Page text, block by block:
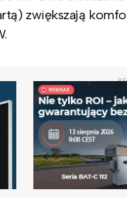
zwiększają